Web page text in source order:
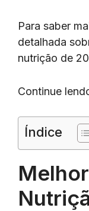
Para saber
detalhada
nutrição de
Continue
Índice